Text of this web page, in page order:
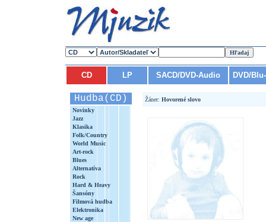
CD LP SACD/DVD-Audio DVD/
Hudba(CD)
Novinky
Jazz
Klasika
Folk/Country
World Music
Art-rock
Blues
Alternatíva
Rock
Hard & Heavy
Šansóny
Filmová hudba
Elektronika
New age
Žáner: Hovorené slovo